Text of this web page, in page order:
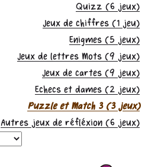
Quizz (6 jeux)
Jeux de chiffres (1 jeu)
Enigmes (5 jeux)
Jeux de lettres Mots (9 jeux)
Jeux de cartes (9 jeux)
Echecs et dames (2 jeux)
Puzzle et Match 3 (3 jeux)
Autres jeux de réfléxion (6 jeux)